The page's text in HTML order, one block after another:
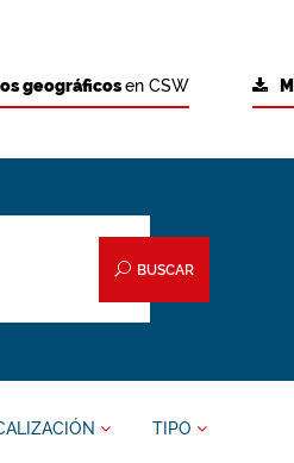
geográficosen CSW
BUSCAR
TIPO